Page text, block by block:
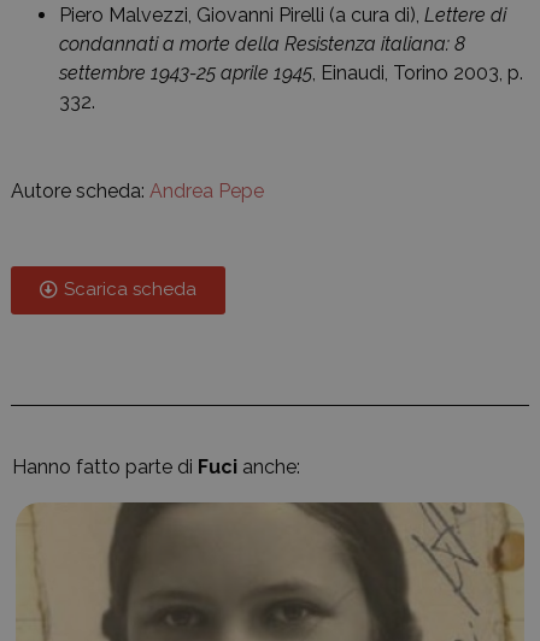
Piero Malvezzi, Giovanni Pirelli (a cura di), Lettere di
condannati a morte della Resistenza italiana: 8
settembre 1943-25 aprile 1945, Einaudi, Torino 2003, p.
332.
Autore scheda: Andrea Pepe
Scarica scheda
Hanno fatto parte di Fuci anche: